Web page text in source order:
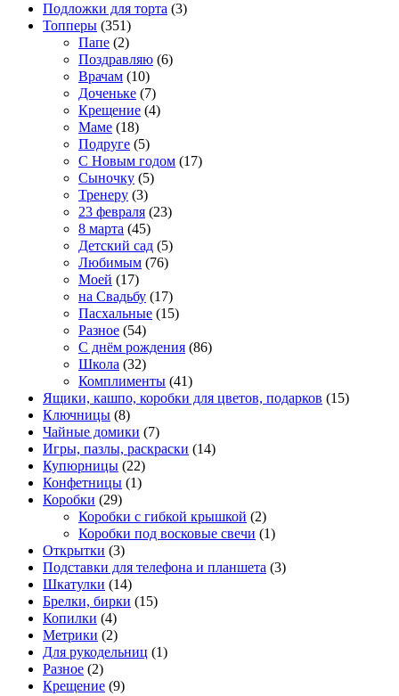
Подложки для торта (3)
Топперы (351)
Папе (2)
Поздравляю (6)
Врачам (10)
Доченьке (7)
Крещение (4)
Маме (18)
Подруге (5)
С Новым годом (17)
Сыночку (5)
Тренеру (3)
23 февраля (23)
8 марта (45)
Детский сад (5)
Любимым (76)
Моей (17)
на Свадьбу (17)
Пасхальные (15)
Разное (54)
С днём рождения (86)
Школа (32)
Комплименты (41)
Ящики, кашпо, коробки для цветов, подарков (15)
Ключницы (8)
Чайные домики (7)
Игры, пазлы, раскраски (14)
Купюрницы (22)
Конфетницы (1)
Коробки (29)
Коробки с гибкой крышкой (2)
Коробки под восковые свечи (1)
Открытки (3)
Подставки для телефона и планшета (3)
Шкатулки (14)
Брелки, бирки (15)
Копилки (4)
Метрики (2)
Для рукодельниц (1)
Разное (2)
Крещение (9)